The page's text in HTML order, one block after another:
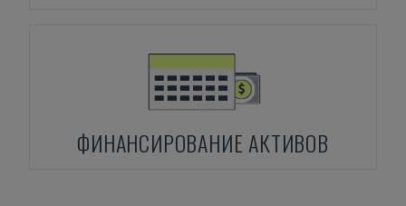
ФИНАНСИРОВАНИЕ АКТИВОВ